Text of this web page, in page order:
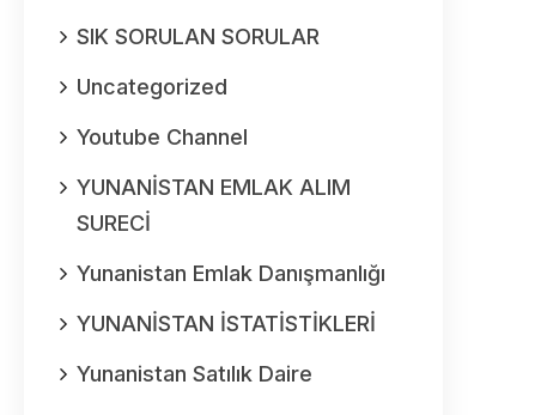
SIK SORULAN SORULAR
Uncategorized
Youtube Channel
YUNANİSTAN EMLAK ALIM
SURECİ
Yunanistan Emlak Danışmanlığı
YUNANİSTAN İSTATİSTİKLERİ
Yunanistan Satılık Daire